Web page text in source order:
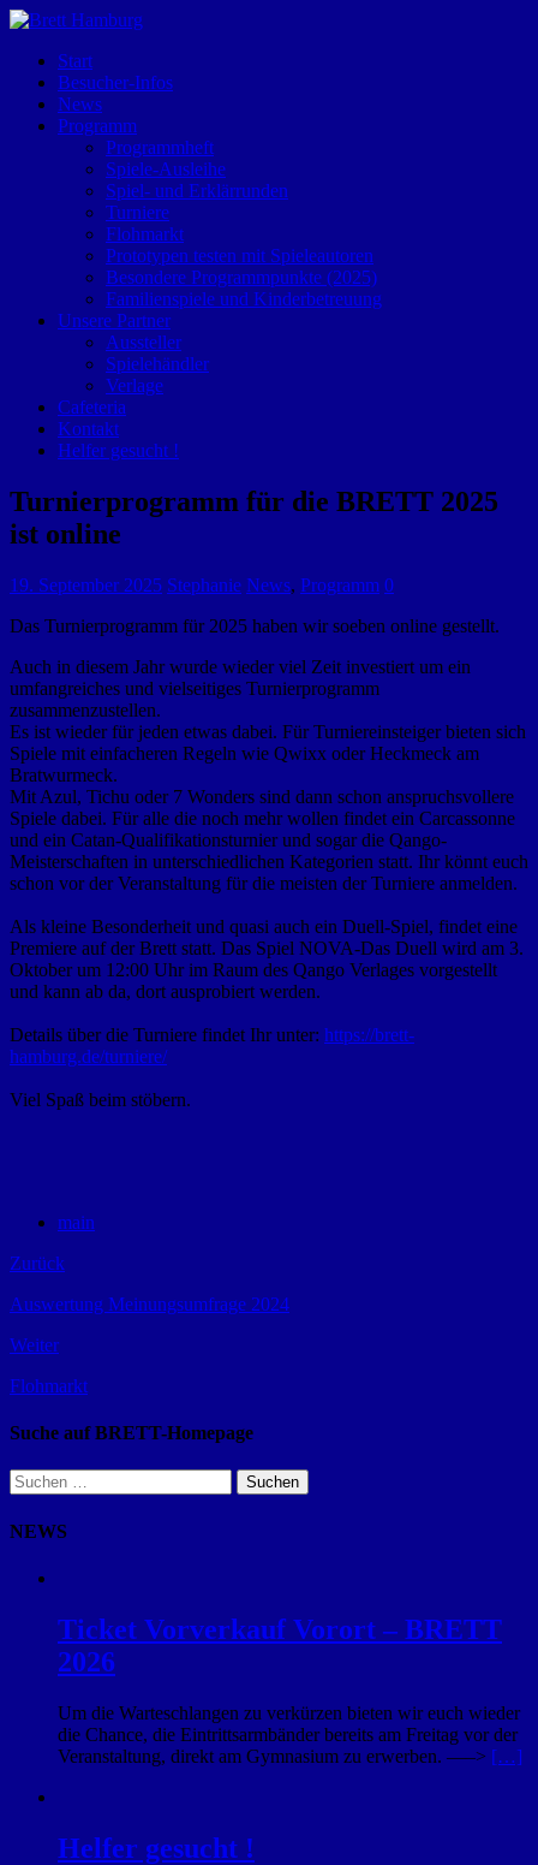
Start
Besucher-Infos
News
Programm
Programmheft
Spiele-Ausleihe
Spiel- und Erklärrunden
Turniere
Flohmarkt
Prototypen testen mit Spieleautoren
Besondere Programmpunkte (2025)
Familienspiele und Kinderbetreuung
Unsere Partner
Aussteller
Spielehändler
Verlage
Cafeteria
Kontakt
Helfer gesucht !
Turnierprogramm für die BRETT 2025
ist online
19. September 2025 Stephanie News, Programm 0
Das Turnierprogramm für 2025 haben wir soeben online gestellt.
Auch in diesem Jahr wurde wieder viel Zeit investiert um ein
umfangreiches und vielseitiges Turnierprogramm
zusammenzustellen.
Es ist wieder für jeden etwas dabei. Für Turniereinsteiger bieten sich
Spiele mit einfacheren Regeln wie Qwixx oder Heckmeck am
Bratwurmeck.
Mit Azul, Tichu oder 7 Wonders sind dann schon anspruchsvollere
Spiele dabei. Für alle die noch mehr wollen findet ein Carcassonne
und ein Catan-Qualifikationsturnier und sogar die Qango-
Meisterschaften in unterschiedlichen Kategorien statt. Ihr könnt euch
schon vor der Veranstaltung für die meisten der Turniere anmelden.
Als kleine Besonderheit und quasi auch ein Duell-Spiel, findet eine
Premiere auf der Brett statt. Das Spiel NOVA-Das Duell wird am 3.
Oktober um 12:00 Uhr im Raum des Qango Verlages vorgestellt
und kann ab da, dort ausprobiert werden.
Details über die Turniere findet Ihr unter: https://brett-
hamburg.de/turniere/
Viel Spaß beim stöbern.
main
Zurück
Auswertung Meinungsumfrage 2024
Weiter
Flohmarkt
Suche auf BRETT-Homepage
Suchen
nach:
NEWS
Ticket Vorverkauf Vorort – BRETT
2026
Um die Warteschlangen zu verkürzen bieten wir euch wieder
die Chance, die Eintrittsarmbänder bereits am Freitag vor der
Veranstaltung, direkt am Gymnasium zu erwerben. —–> […]
Helfer gesucht !